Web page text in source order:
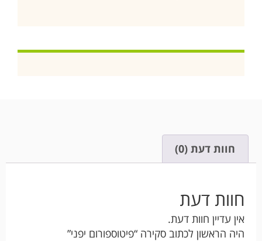
חוות דעת (0)
חוות דעת
אין עדיין חוות דעת.
היה הראשון לכתוב סקירה “פיטוספורום יפני”